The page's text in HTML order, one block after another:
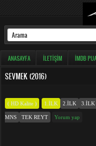
ANASAYFA İLETIŞIM İMDB
SEVMEK (2016)
( HD Kalite ) 1.İLK 2.İLK 3.İLK
MNS TEK REYT Yorum yap